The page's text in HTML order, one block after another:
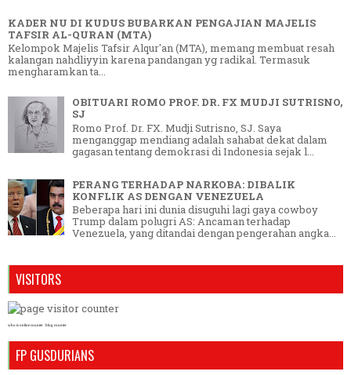
KADER NU DI KUDUS BUBARKAN PENGAJIAN MAJELIS
TAFSIR AL-QURAN (MTA)
Kelompok Majelis Tafsir Alqur'an (MTA), memang membuat resah
kalangan nahdliyyin karena pandangan yg radikal. Termasuk
mengharamkan ta...
OBITUARI ROMO PROF. DR. FX MUDJI SUTRISNO,
SJ
Romo Prof. Dr. FX. Mudji Sutrisno, SJ. Saya
menganggap mendiang adalah sahabat dekat dalam
gagasan tentang demokrasi di Indonesia sejak l...
PERANG TERHADAP NARKOBA: DIBALIK
KONFLIK AS DENGAN VENEZUELA
Beberapa hari ini dunia disuguhi lagi gaya cowboy
Trump dalam polugri AS: Ancaman terhadap
Venezuela, yang ditandai dengan pengerahan angka...
VISITORS
who is online counter blog counter
FP GUSDURIANS